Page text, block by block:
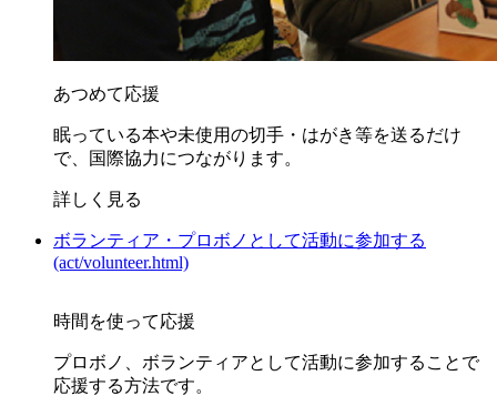
あつめて応援
眠っている本や未使用の切手・はがき等を送るだけ
で、国際協力につながります。
詳しく見る
ボランティア・プロボノとして活動に参加する
(act/volunteer.html)
時間を使って応援
プロボノ、ボランティアとして活動に参加することで
応援する方法です。